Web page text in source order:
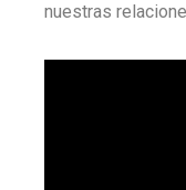
nuestras